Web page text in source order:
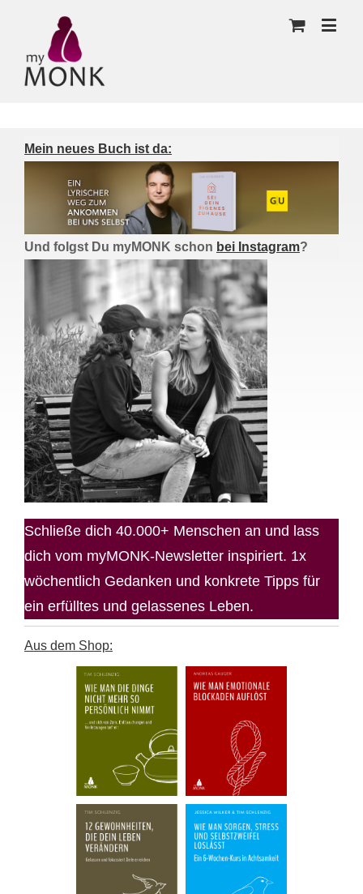
Mein neues Buch ist da:
Und folgst Du myMONK schon bei Instagram?
Schließe dich 40.000+ Menschen an und lass
dich vom myMONK-Newsletter inspiriert. 1x
wöchentlich Gedanken und konkrete Tipps für
ein erfülltes und gelassenes Leben.
Aus dem Shop: